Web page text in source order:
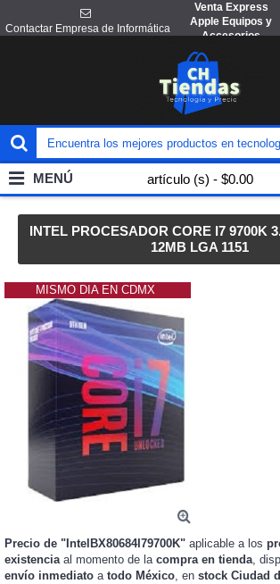
Contactar Empresa de Informática
Venta Express
Apple Equipos y
Accesorios
artículo (s) - $0.00
MENÚ
INTEL PROCESADOR CORE I7 9700K
12MB LGA 1151
MISMO DIA EN CDMX
Precio de "IntelBX80684I79700K" aplicable a los
existenciaal momento de la compra en tienda,
envío inmediato a todo México, en stock Ciudad